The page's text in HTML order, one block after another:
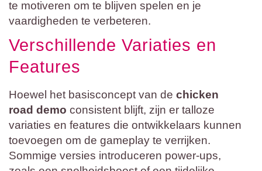
te motiveren om te blijven spelen en je
vaardigheden te verbeteren.
Verschillende Variaties en
Features
Hoewel het basisconcept van de chicken
road demo consistent blijft, zijn er talloze
variaties en features die ontwikkelaars kunnen
toevoegen om de gameplay te verrijken.
Sommige versies introduceren power-ups,